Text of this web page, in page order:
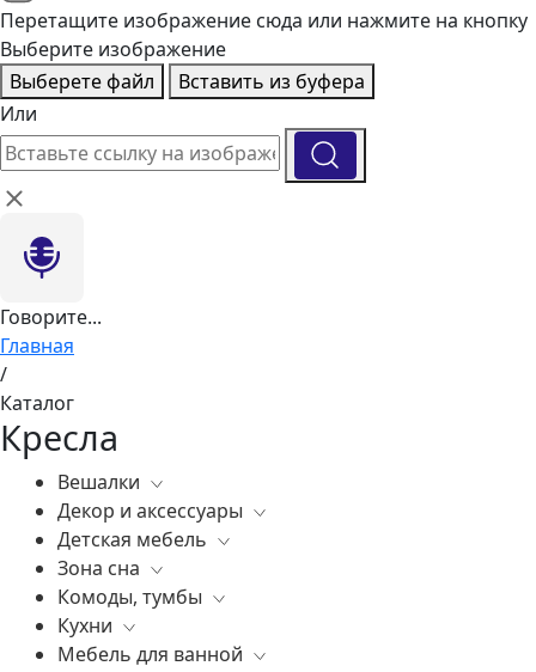
Перетащите изображение сюда или нажмите на кнопку
Выберите изображение
Выберете файл
Вставить из буфера
Или
Говорите...
Главная
/
Каталог
Кресла
Вешалки
Все
Декор и аксессуары
Все
Вазы
Элитные зеркала
Ковры
Статуэтки
Детская мебель
Все
Комоды, тумбы
Зеркала
Освещение
Зона сна
Все
Постельное белье
Матрасы
Комоды, тумбы
Все
Бары
Кухни
Все
Мебель для ванной